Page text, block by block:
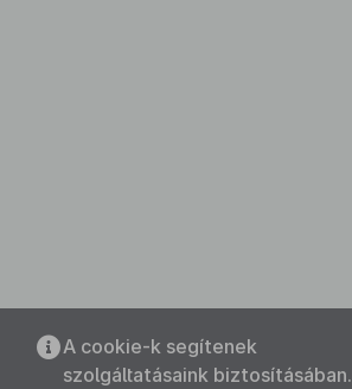
A cookie-k segítenek
szolgáltatásaink biztosításában.